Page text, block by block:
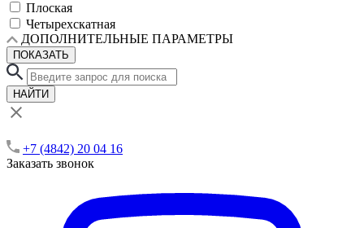
Плоская
Четырехскатная
ДОПОЛНИТЕЛЬНЫЕ ПАРАМЕТРЫ
ПОКАЗАТЬ
НАЙТИ
+7 (4842) 20 04 16
Заказать звонок